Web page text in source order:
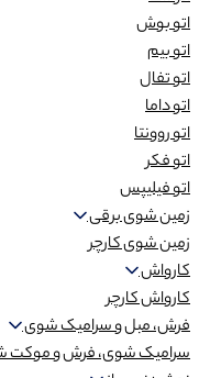
اتو بوش
اتو بیم
اتو تفال
اتو داما
اتو روونتا
اتو فکر
اتو فیلیپس
زمین شوی برقی
زمین شوی کارچر
کارواش
کارواش کارچر
فرش، مبل و سرامیک شوی
سرامیک شوی، فرش و موکت